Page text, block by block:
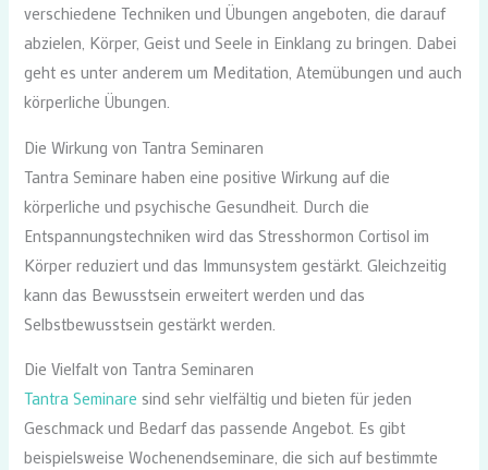
verschiedene Techniken und Übungen angeboten, die darauf
abzielen, Körper, Geist und Seele in Einklang zu bringen. Dabei
geht es unter anderem um Meditation, Atemübungen und auch
körperliche Übungen.
Die Wirkung von Tantra Seminaren
Tantra Seminare haben eine positive Wirkung auf die
körperliche und psychische Gesundheit. Durch die
Entspannungstechniken wird das Stresshormon Cortisol im
Körper reduziert und das Immunsystem gestärkt. Gleichzeitig
kann das Bewusstsein erweitert werden und das
Selbstbewusstsein gestärkt werden.
Die Vielfalt von Tantra Seminaren
Tantra Seminare sind sehr vielfältig und bieten für jeden
Geschmack und Bedarf das passende Angebot. Es gibt
beispielsweise Wochenendseminare, die sich auf bestimmte